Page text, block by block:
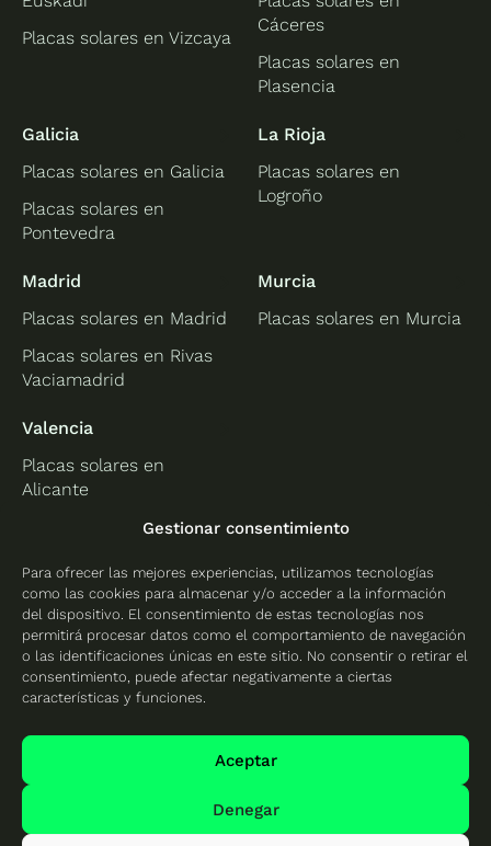
Gestionar consentimiento
Para ofrecer las mejores experiencias, utilizamos tecnologías
como las cookies para almacenar y/o acceder a la información
del dispositivo. El consentimiento de estas tecnologías nos
permitirá procesar datos como el comportamiento de navegación
o las identificaciones únicas en este sitio. No consentir o retirar el
consentimiento, puede afectar negativamente a ciertas
características y funciones.
Aceptar
Denegar
Placas solares en Vizcaya
Cáceres
Placas solares en
Plasencia
Galicia
Placas solares en Galicia
Placas solares en
Pontevedra
La Rioja
Placas solares en
Logroño
Madrid
Placas solares en Madrid
Placas solares en Rivas
Vaciamadrid
Murcia
Placas solares en Murcia
Valencia
Placas solares en
Alicante
Placas solares en
Placas solares en
Valencia
Protección de datos
Política de cookies
Mapa del sitio